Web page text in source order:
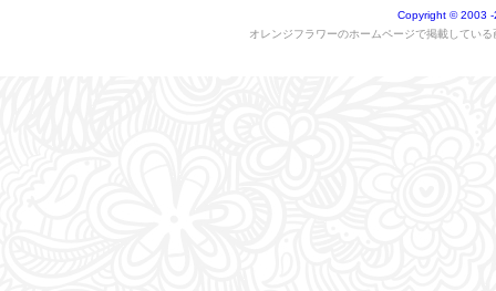
Copyright © 2003 -
オレンジフラワーのホームページで掲載してい